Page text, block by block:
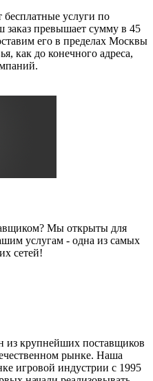
услуги по
заказ превышает сумму в 45
его в пределах Москвы
как до конечного адреса,
Мы открыты для
услугам - одна из самых
сетей!
крупнейших поставщиков
рынке. Наша
игровой индустрии с 1995